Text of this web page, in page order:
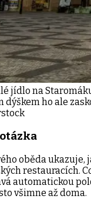
jídlo na
ho ale
oběda ukazuje,
restauracích.
automatickou
všimne až doma.